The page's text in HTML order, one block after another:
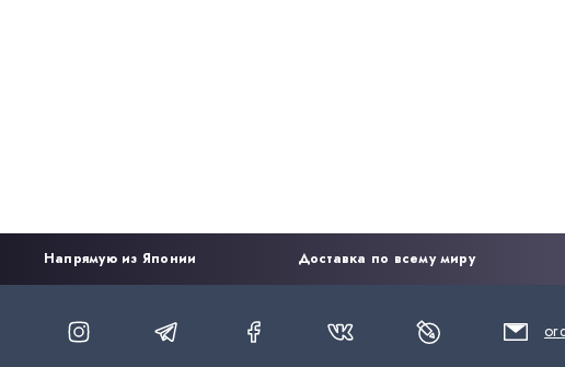
Напрямую из Японии Доставка по всему миру